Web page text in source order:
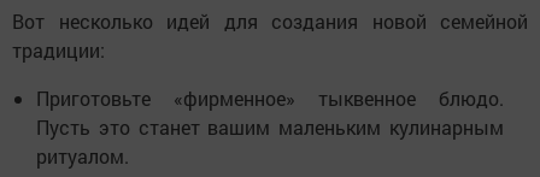
Вот несколько идей для создания новой семейной
традиции:
Приготовьте «фирменное» тыквенное блюдо.
Пусть это станет вашим маленьким кулинарным
ритуалом.